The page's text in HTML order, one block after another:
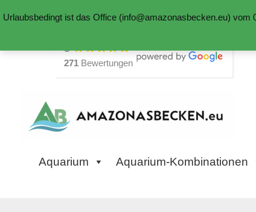
Urlaubsbedingt ist das Office (info@amazonasbecken.eu)
5
271 Bewertungen
Aquarium Aquarium-Kombinationen